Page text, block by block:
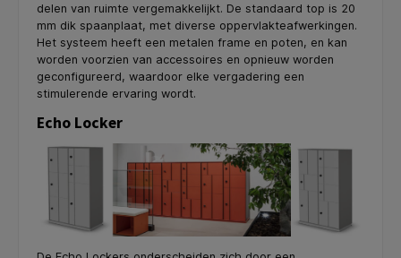
delen van ruimte vergemakkelijkt. De standaard top is 20
mm dik spaanplaat, met diverse oppervlakteafwerkingen.
Het systeem heeft een metalen frame en poten, en kan
worden voorzien van accessoires en opnieuw worden
geconfigureerd, waardoor elke vergadering een
stimulerende ervaring wordt.
Echo Locker